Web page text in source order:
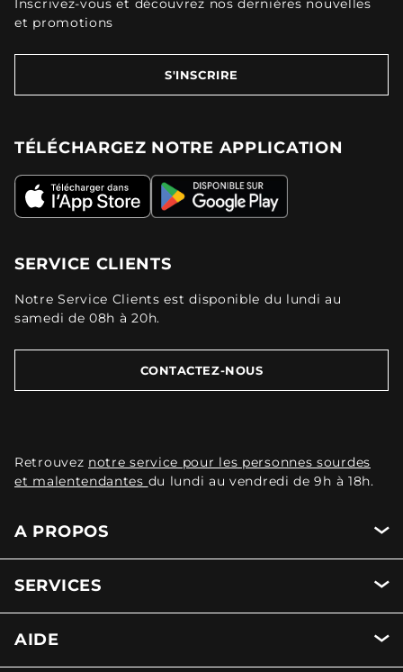
Inscrivez-vous et découvrez nos dernières nouvelles
et promotions
S'INSCRIRE
TÉLÉCHARGEZ NOTRE APPLICATION
SERVICE CLIENTS
Notre Service Clients est disponible du lundi au
samedi de 08h à 20h.
CONTACTEZ-NOUS
Retrouvez notre service pour les personnes sourdes
et malentendantes du lundi au vendredi de 9h à 18h.
A PROPOS
SERVICES
AIDE